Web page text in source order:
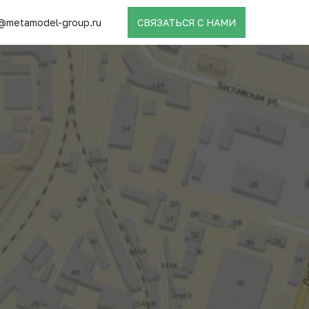
СВЯЗАТЬСЯ С НАМИ
group.ru